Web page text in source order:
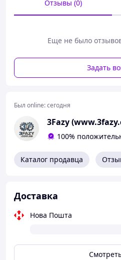
Подходит для оконцевания и
кабелей на энергетических
Диапазон опрессовки
Ход штока
Масса
Поставляется в защитном
Отзывы (0)
Еще не было
Задать
Был online:сегодня
3Fazy
100%
Каталог продавца
Доставка
Нова Пошта